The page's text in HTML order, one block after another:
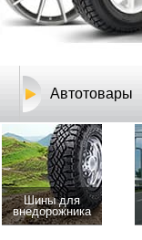
Автотовары
Шины для
внедорожника